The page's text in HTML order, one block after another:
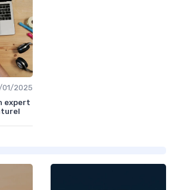
01/2025
expert